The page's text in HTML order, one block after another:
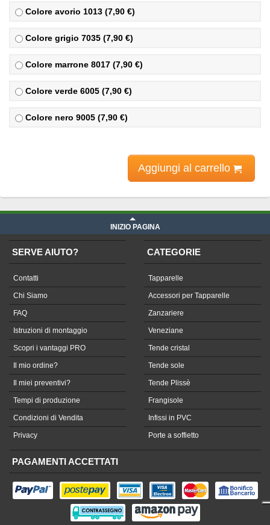
Colore avorio 1013 (7,90 €)
Colore grigio 7035 (7,90 €)
Colore marrone 8017 (7,90 €)
Colore verde 6005 (7,90 €)
Colore nero 9005 (7,90 €)
Aggiungi al carrello
INIZIO PAGINA
SERVE AIUTO?
Contatti
Chi Siamo
FAQ
Istruzioni di montaggio
Scopri i vantaggi PRO
Il mio ordine?
Il miei preventivi?
Tempi di produzione
Condizioni di Vendita
Privacy
CATEGORIE
Tapparelle
Accessori per Tapparelle
Zanzariere
Veneziane
Tende cristal
Tende sole
Tende Plissè
Frangisole
Infissi in PVC
Porte a soffietto
PAGAMENTI ACCETTATI